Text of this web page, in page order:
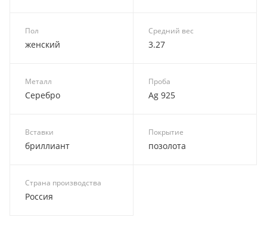
Пол
женский
Средний вес
3.27
Металл
Серебро
Проба
Ag 925
Вставки
бриллиант
Покрытие
позолота
Страна производства
Россия